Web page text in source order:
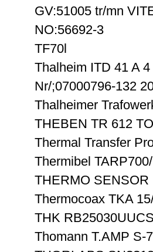
GV:51005 tr/mn
NO:56692-3
TF70l
Thalheim ITD 41 A
Nr/;07000796-132
Thalheimer
THEBEN TR 612
Thermal Transfer
Thermibel
THERMO SENSOR
Thermocoax TKA
THK
Thomann T.AMP S-